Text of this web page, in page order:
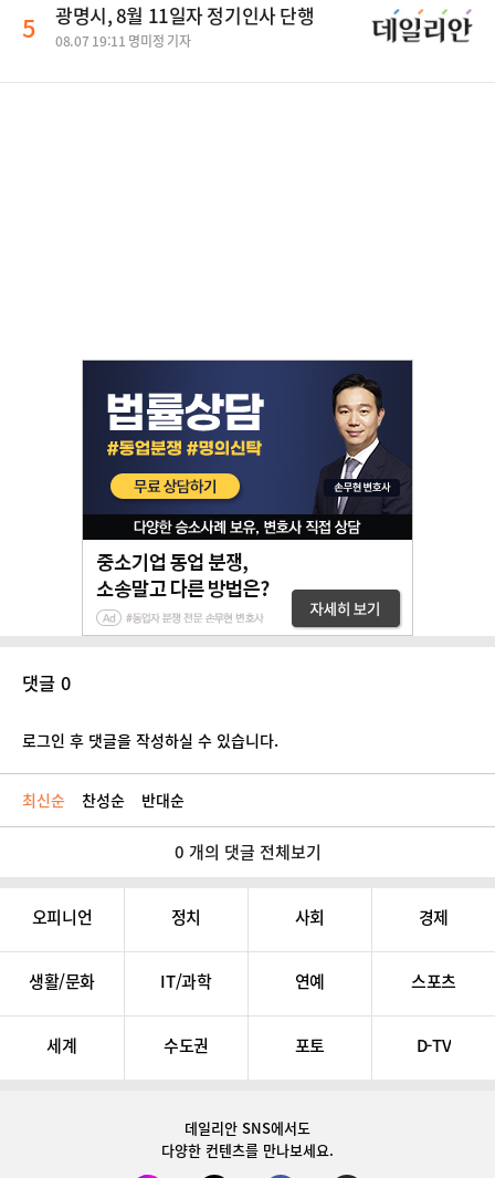
5 광명시, 8월 11일자 정기인사 단행
08.07 19:11 명미정 기자
댓글 0
로그인 후 댓글을 작성하실 수 있습니다.
최신순 찬성순 반대순
0 개의 댓글 전체보기
오피니언 정치 사회 경제
생활/문화 IT/과학 연예 스포츠
세계 수도권 포토 D-TV
데일리안 SNS에서도
다양한 컨텐츠를 만나보세요.